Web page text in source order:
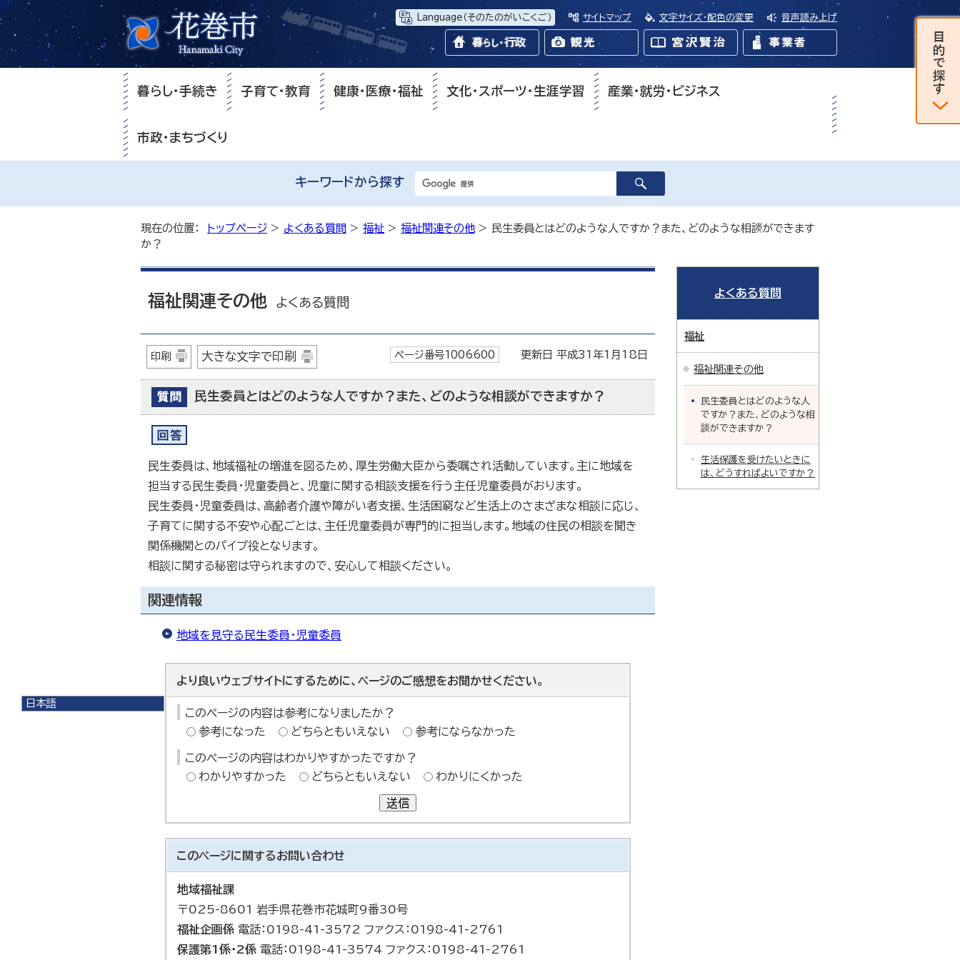
Language （そのたのがいこくご） サイトマップ 文字サイズ・配色の変更 音声読み上げ
日本語
暮らし・手続き 子育て・教育 健康・医療・福祉 文化・スポーツ・生涯学習 産業・就労・ビジネス
市政・まちづくり
キーワードから探す
現在の位置： トップページ > よくある質問 > 福祉 > 福祉関連その他 > 民生委員とはどのような人ですか？また、どのような相談ができます
か？
福祉関連その他 よくある質問
印刷 大きな文字で印刷 ページ番号1006600 更新日 平成31年1月18日
民生委員とはどのような人ですか？また、どのような相談ができますか？
民生委員は、地域福祉の増進を図るため、厚生労働大臣から委嘱され活動しています。主に地域を
担当する民生委員・児童委員と、児童に関する相談支援を行う主任児童委員がおります。
民生委員・児童委員は、高齢者介護や障がい者支援、生活困窮など生活上のさまざまな相談に応じ、
子育てに関する不安や心配ごとは、主任児童委員が専門的に担当します。地域の住民の相談を聞き
関係機関とのパイプ役となります。
相談に関する秘密は守られますので、安心して相談ください。
関連情報
地域を見守る民生委員・児童委員
より良いウェブサイトにするために、ページのご感想をお聞かせください。
このページの内容は参考になりましたか？
参考になった
どちらともいえない 参考にならなかった
このページの内容はわかりやすかったですか？
わかりやすかった
どちらともいえない わかりにくかった
送信
このページに関するお問い合わせ
地域福祉課
〒025-8601 岩手県花巻市花城町9番30号
福祉企画係 電話：0198-41-3572 ファクス：0198-41-2761
保護第1係・2係 電話：0198-41-3574 ファクス：0198-41-2761
よくある質問
福祉
福祉関連その他
民生委員とはどのような人
ですか？また、どのような相
談ができますか？
生活保護を受けたいときに
は、どうすればよいですか？